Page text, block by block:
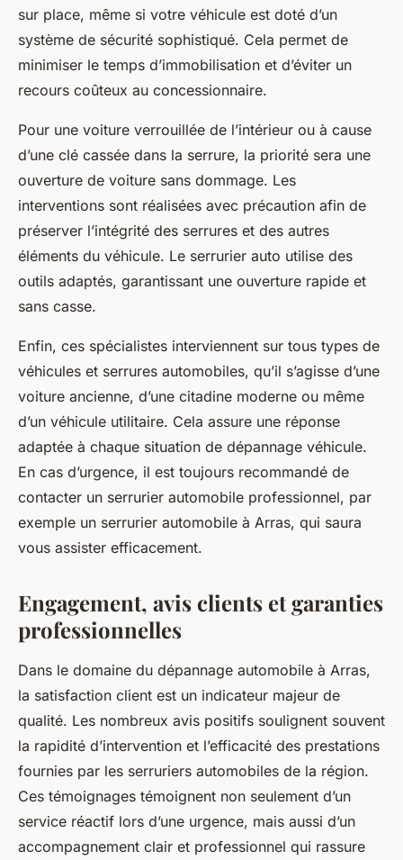
sur place, même si votre véhicule est doté d’un
système de sécurité sophistiqué. Cela permet de
minimiser le temps d’immobilisation et d’éviter un
recours coûteux au concessionnaire.
Pour une voiture verrouillée de l’intérieur ou à cause
d’une clé cassée dans la serrure, la priorité sera une
ouverture de voiture sans dommage. Les
interventions sont réalisées avec précaution afin de
préserver l’intégrité des serrures et des autres
éléments du véhicule. Le serrurier auto utilise des
outils adaptés, garantissant une ouverture rapide et
sans casse.
Enfin, ces spécialistes interviennent sur tous types de
véhicules et serrures automobiles, qu’il s’agisse d’une
voiture ancienne, d’une citadine moderne ou même
d’un véhicule utilitaire. Cela assure une réponse
adaptée à chaque situation de dépannage véhicule.
En cas d’urgence, il est toujours recommandé de
contacter un serrurier automobile professionnel, par
exemple un serrurier automobile à Arras, qui saura
vous assister efficacement.
Engagement, avis clients et garanties
professionnelles
Dans le domaine du dépannage automobile à Arras,
la satisfaction client est un indicateur majeur de
qualité. Les nombreux avis positifs soulignent souvent
la rapidité d’intervention et l’efficacité des prestations
fournies par les serruriers automobiles de la région.
Ces témoignages témoignent non seulement d’un
service réactif lors d’une urgence, mais aussi d’un
accompagnement clair et professionnel qui rassure